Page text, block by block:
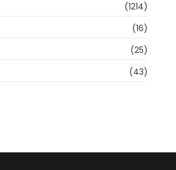
(1214)
(16)
(25)
(43)